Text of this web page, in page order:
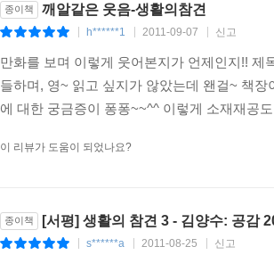
종이책 깨알같은 웃음-생활의참견
h******1 2011-09-07 신고
만화를 보며 이렇게 웃어본지가 언제인지!!
들하며, 영~ 읽고 싶지가 않았는데 왠걸~ 책
에 대한 궁금증이 퐁퐁~~^^ 이렇게 소재재공
이 리뷰가 도움이 되었나요?
종이책 [서평] 생활의 참견 3 - 김양수: 공감
s******a 2011-08-25 신고